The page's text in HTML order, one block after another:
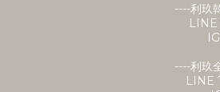
----利玖
----利玖
LINE